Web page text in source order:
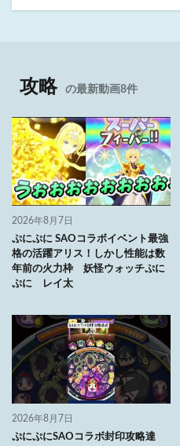
攻略 の最新動画8件
2026年8月7日
ぷにぷに SAOコラボイベント最強
格の活躍アリス！しかし性能は数
年前の火力枠 妖怪ウォッチぷに
ぷに レイ太
2026年8月7日
ぷにぷにSAOコラボ封印攻略達